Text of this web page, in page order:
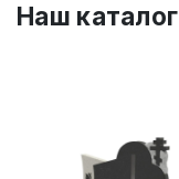
Наш